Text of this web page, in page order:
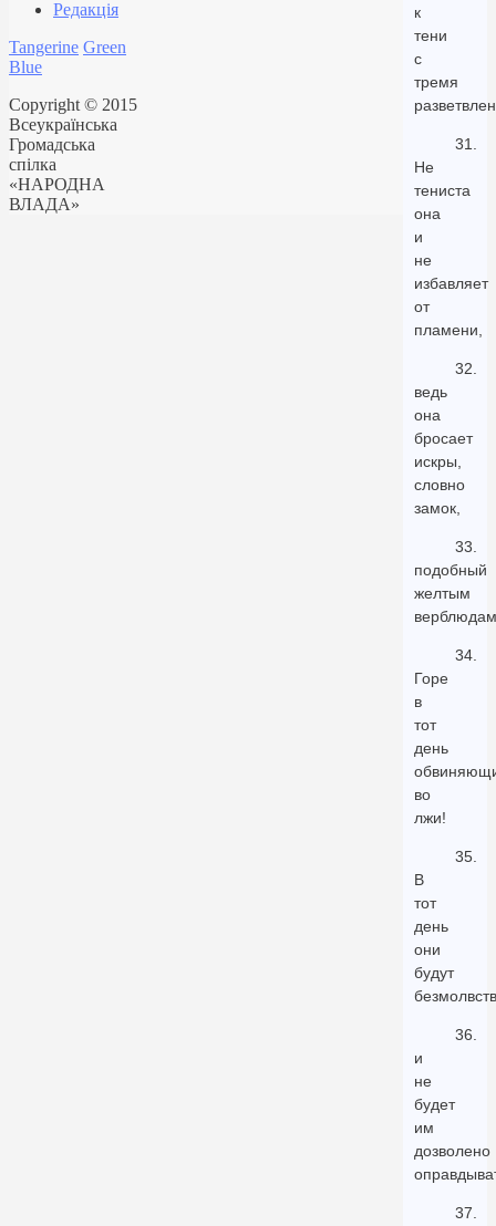
к
тени
с
тремя
31.
Не
тениста
она
и
не
избавляет
от
пламени,
32.
ведь
она
бросает
искры,
словно
замок,
33.
подобный
желтым
34.
Горе
в
тот
день
во
лжи!
35.
В
тот
день
они
будут
36.
и
не
будет
им
дозволено
37.
Редакція
Tangerine Green
Blue
Copyright © 2015
Всеукраїнська
Громадська
спілка
«НАРОДНА
ВЛАДА»